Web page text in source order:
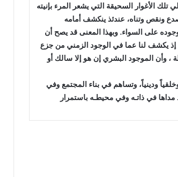
الأغوار السحيقة التي يشعر المرء بإنيته
ونقص وتناه، عندئذ ينكشف أمامه
على السواء. وبهذا المعنى قد يصح أن
إذ يكشف لنا عما في الوجود الزمني من جزع
، وأن الموجود البشري إن هو إلا سالك أو
ودينياً، وتساهم في بناء المجتمع وفي
مداها في ذاتـه وفي محيطـه باستمرار
خطبة الجمعة للدكتور محمد داود ، قيمة
الاحترام